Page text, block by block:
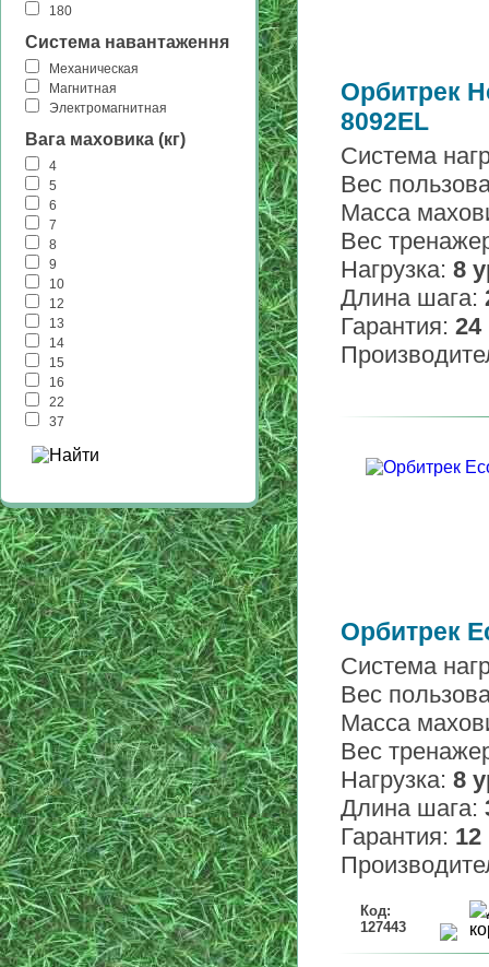
180
Система навантаження
Механическая
Магнитная
Электромагнитная
Вага маховика (кг)
4
5
6
7
8
9
10
12
13
14
15
16
22
37
Орбитрек
8092EL
Система
Вес
Масса
Вес
Нагрузка: 8
Длина шага:
Гарантия: 24
Орбитрек
Система
Вес
Масса
Вес
Нагрузка: 8
Длина шага:
Гарантия: 12
Код:
127443